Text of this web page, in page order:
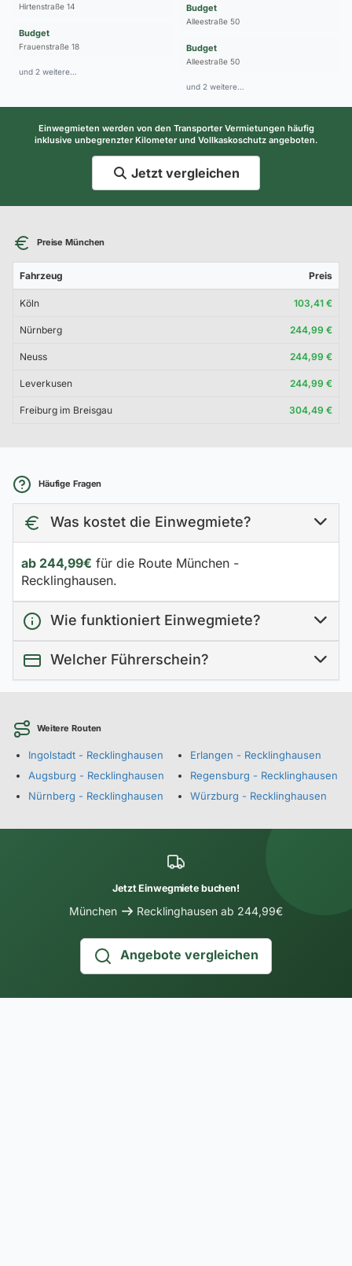
Hirtenstraße 14
Budget
Frauenstraße 18
und 2 weitere…
Budget
Alleestraße 50
Budget
Alleestraße 50
und 2 weitere…
Einwegmieten werden von den Transporter Vermietungen häufig
inklusive unbegrenzter Kilometer und Vollkaskoschutz angeboten.
Jetzt vergleichen
Preise München
Fahrzeug Preis
Köln 103,41 €
Nürnberg 244,99 €
Neuss 244,99 €
Leverkusen 244,99 €
Freiburg im Breisgau 304,49 €
Häufige Fragen
Was kostet die Einwegmiete?
ab 244,99€ für die Route München -
Recklinghausen.
Wie funktioniert Einwegmiete?
Welcher Führerschein?
Weitere Routen
Ingolstadt - Recklinghausen
Augsburg - Recklinghausen
Nürnberg - Recklinghausen
Erlangen - Recklinghausen
Regensburg - Recklinghausen
Würzburg - Recklinghausen
Jetzt Einwegmiete buchen!
München Recklinghausen ab 244,99€
Angebote vergleichen